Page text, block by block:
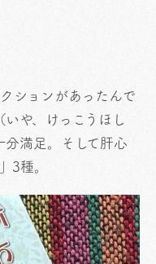
ションがあったんで
や、けっこうほし
分満足。そして肝心
3種。